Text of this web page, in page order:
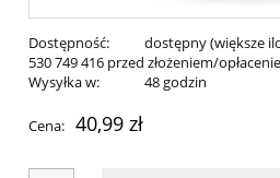
Dostępność:
dostępny (większe
530 749 416 przed złożeniem/
Wysyłka w:
48 godzin
Cena: 40,99 zł